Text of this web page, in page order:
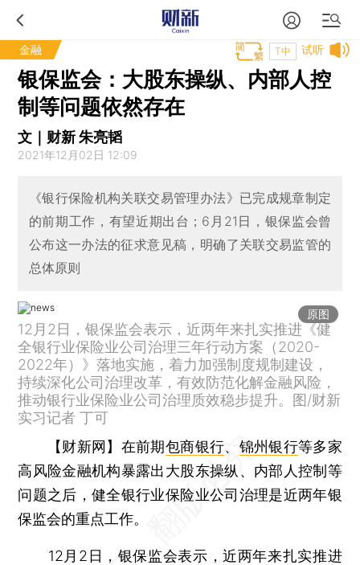
金融 试听
T中
银保监会：大股东操纵、内部人控
制等问题依然存在
文｜财新 朱亮韬
2021年12月02日 12:09
《银行保险机构关联交易管理办法》已完成规章制定
的前期工作，有望近期出台；6月21日，银保监会曾
公布这一办法的征求意见稿，明确了关联交易监管的
总体原则
原图
12月2日，银保监会表示，近两年来扎实推进《健
全银行业保险业公司治理三年行动方案（2020-
2022年）》落地实施，着力加强制度规制建设，
持续深化公司治理改革，有效防范化解金融风险，
推动银行业保险业公司治理质效稳步提升。图/财新
实习记者 丁可
【财新网】 在前期包商银行、 锦州银行等多家
高风险金融机构暴露出大股东操纵、内部人控制等
问题之后，健全银行业保险业公司治理是近两年银
保监会的重点工作。
12月2日，银保监会表示，近两年来扎实推进